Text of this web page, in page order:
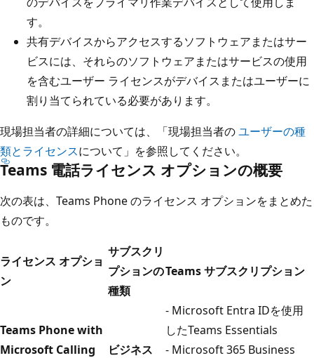
す。
共有デバイスからアクセスするソフトウェアまたはサー
ビスには、それらのソフトウェアまたはサービスの使用
を含むユーザー ライセンスがデバイスまたはユーザーに
割り当てられている必要があります。
現場担当者の詳細については、「現場担当者のユーザーの種
類とライセンスについて」を参照してください。
Teams 電話ライセンス オプションの概要
次の表は、Teams Phone のライセンス オプションをまとめた
ものです。
ライセンス オプショ
ン
サブスクリ
プションの
種類
Teams サブスクリプション
Teams Phone with
Microsoft Calling
ビジネス
- Microsoft Entra IDを使用
したTeams Essentials
- Microsoft 365 Business